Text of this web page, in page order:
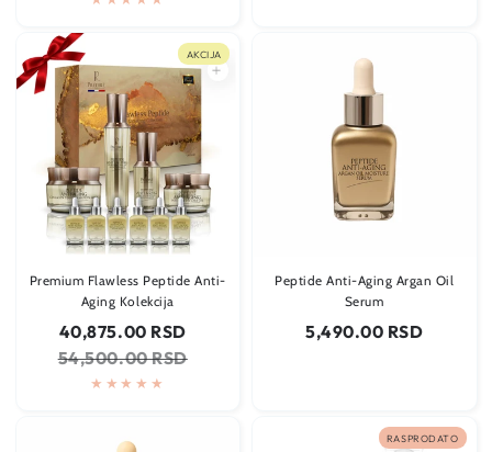
AKCIJA
Premium Flawless Peptide Anti-
Aging Kolekcija
Cena
sniženju
40,875.00 RSD
54,500.00 RSD
Peptide Anti-Aging Argan Oil
Serum
Regularna
cena
5,490.00 RSD
RASPRODATO